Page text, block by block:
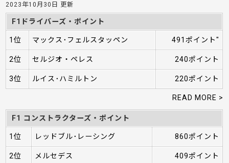
2023年10月30日 更新
F1ドライバーズ・ポイント
1位 マックス･フェルスタッペン 491ポイント"
2位 セルジオ・ペレス 240ポイント
3位 ルイス･ハミルトン 220ポイント
READ MORE >
F1 コンストラクターズ・ポイント
1位 レッドブル･レーシング 860ポイント
2位 メルセデス 409ポイント